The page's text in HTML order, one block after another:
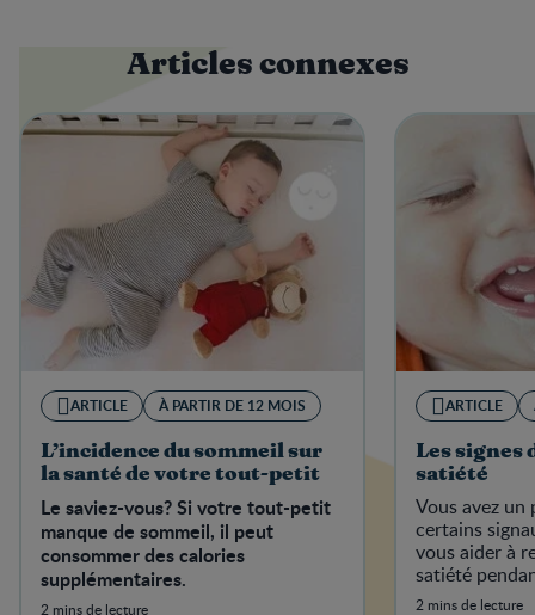
Articles connexes
ARTICLE À PARTIR DE 12 MOIS
L’incidence du sommeil sur
la santé de votre tout-petit
Le saviez-vous? Si votre tout-petit
manque de sommeil, il peut
consommer des calories
supplémentaires.
2 mins de lecture
ARTICLE
Les signes
satiété
Vous avez
certains
vous aider à
satiété
votre tout-
2 mins de lecture